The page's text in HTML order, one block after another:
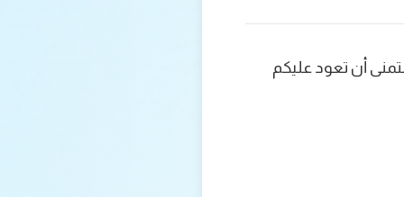
أن تعود عليكم